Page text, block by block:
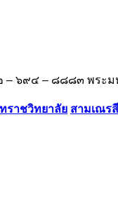
– ๖๙๔ – ๘๘๘๓ พร
ราช​วิทยาลัย​ สามเณร